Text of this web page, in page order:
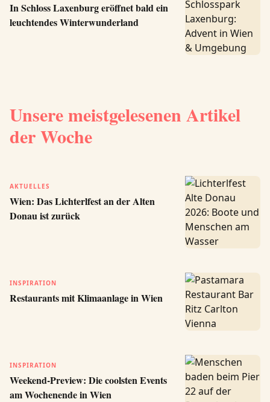
In Schloss Laxenburg eröffnet bald ein
leuchtendes Winterwunderland
Unsere meistgelesenen Artikel
der Woche
AKTUELLES
Wien: Das Lichterlfest an der Alten
Donau ist zurück
INSPIRATION
Restaurants mit Klimaanlage in Wien
INSPIRATION
Weekend-Preview: Die coolsten Events
am Wochenende in Wien